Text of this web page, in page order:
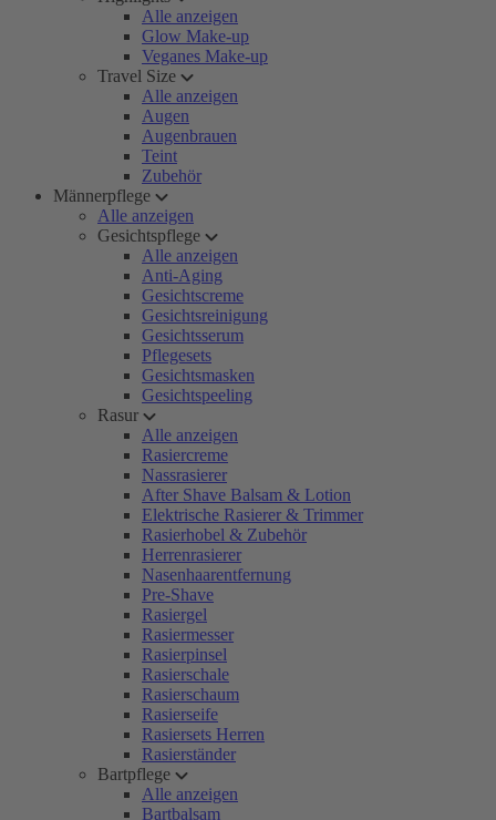
Alle anzeigen
Glow Make-up
Veganes Make-up
Travel Size
Alle anzeigen
Augen
Augenbrauen
Teint
Zubehör
Männerpflege
Alle anzeigen
Gesichtspflege
Alle anzeigen
Anti-Aging
Gesichtscreme
Gesichtsreinigung
Gesichtsserum
Pflegesets
Gesichtsmasken
Gesichtspeeling
Rasur
Alle anzeigen
Rasiercreme
Nassrasierer
After Shave Balsam & Lotion
Elektrische Rasierer & Trimmer
Rasierhobel & Zubehör
Herrenrasierer
Nasenhaarentfernung
Pre-Shave
Rasiergel
Rasiermesser
Rasierpinsel
Rasierschale
Rasierschaum
Rasierseife
Rasiersets Herren
Rasierständer
Bartpflege
Alle anzeigen
Bartbalsam